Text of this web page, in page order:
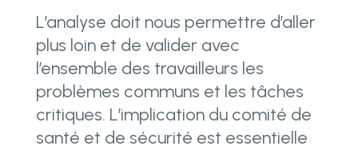
L’analyse doit nous permettre d’aller
plus loin et de valider avec
l’ensemble des travailleurs les
problèmes communs et les tâches
critiques. L’implication du comité de
santé et de sécurité est essentielle